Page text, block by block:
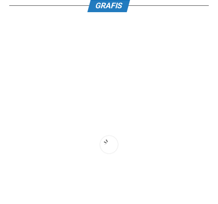
GRAFIS